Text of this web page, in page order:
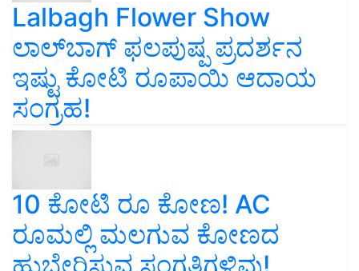
Lalbagh Flower Show
ಲಾಲ್‌ಬಾಗ್ ಫಲಪುಷ್ಪ ಪ್ರದರ್ಶನ
ಇಷ್ಟು ಕೋಟಿ ರೂಪಾಯಿ ಆದಾಯ
ಸಂಗ್ರಹ!
10 ಕೋಟಿ ರೂ ಕೋಣ! AC
ರೂಮಲ್ಲಿ ಮಲಗುವ ಕೋಣದ